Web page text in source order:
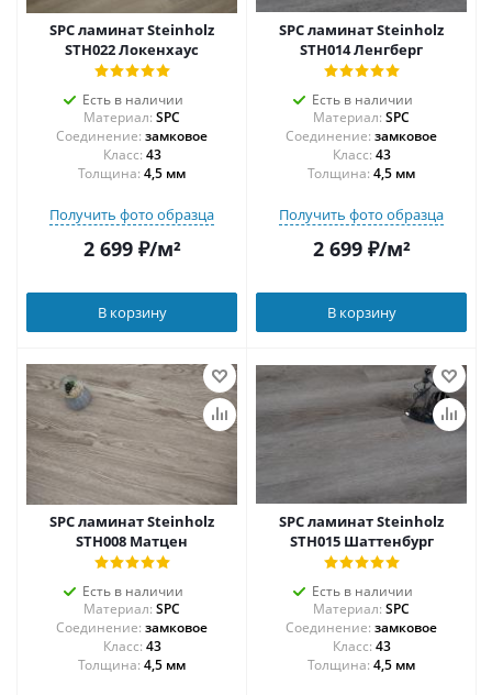
SPC ламинат Steinholz
STH022 Локенхаус
Есть в наличии
Материал: SPC
Соединение: замковое
43
Толщина: 4,5 мм
Получить фото образца
2 699₽/м²
В корзину
SPC ламинат Steinholz
STH014 Ленгберг
Есть в наличии
Материал: SPC
Соединение: замковое
43
Толщина: 4,5 мм
Получить фото образца
2 699₽/м²
В корзину
SPC ламинат Steinholz
STH008 Матцен
Есть в наличии
Материал: SPC
Соединение: замковое
43
Толщина: 4,5 мм
SPC ламинат Steinholz
STH015 Шаттенбург
Есть в наличии
Материал: SPC
Соединение: замковое
43
Толщина: 4,5 мм